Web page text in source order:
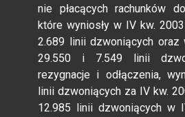
nie płacących rachunków
które wyniosły w IV kw.
2.689 linii dzwoniących oraz
29.550 i 7.549 linii
rezygnacje i odłączenia,
linii dzwoniących za IV kw.
12.985 linii dzwoniących w